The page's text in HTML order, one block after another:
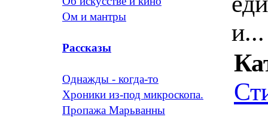
Ом и мантры
Рассказы
Однажды - когда-то
Хроники из-под микроскопа.
Пропажа Марьванны